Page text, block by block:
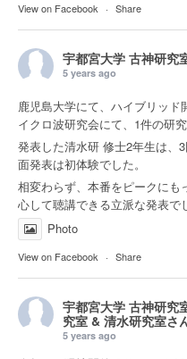
View on Facebook · Share
宇都宮大学 古神研究
5 years ago
鹿児島大学にて、ハイブリッ
イクロ波研究会にて、1件の研
発表した清水研 修士2年生は、
面発表は初体験でした。
相変わらず、本番をピークに
心して聴講できる立派な発表で
Photo
View on Facebook · Share
宇都宮大学 古神研究
究室 & 清水研究室さ
5 years ago